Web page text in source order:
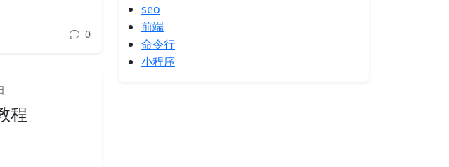
0
程
seo
前端
命令行
小程序